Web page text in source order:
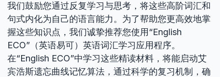
我们鼓励您通过反复学习与思考，将这些高阶词汇和
句式内化为自己的语言能力。为了帮助您更高效地掌
握这些知识点，我们诚挚推荐您使用“English
ECO”（英语易可）英语词汇学习应用程序。
在“English ECO”中学习这些精读材料，将能启动艾
宾浩斯遗忘曲线记忆算法，通过科学的复习机制，确